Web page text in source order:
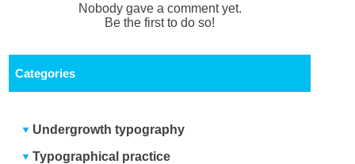
Nobody gave a comment yet.
Be the first to do so!
Categories
Undergrowth typography
Typographical practice